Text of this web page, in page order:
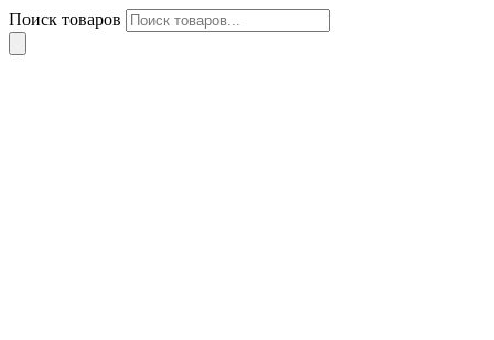
Поиск товаров